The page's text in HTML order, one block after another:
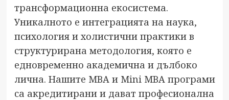
трансформационна екосистема.
Уникалното е интеграцията на наука,
психология и холистични практики в
структурирана методология, която е
едновременно академична и дълбоко
лична. Нашите MBA и Mini MBA програми
са акредитирани и дават професионална